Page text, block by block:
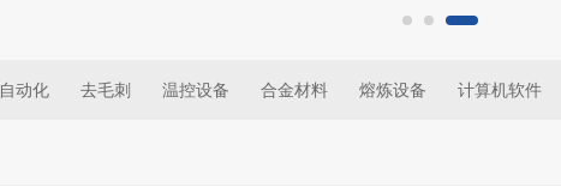
自动化 去毛刺 温控设备 合金材料 熔炼设备 计算机软件